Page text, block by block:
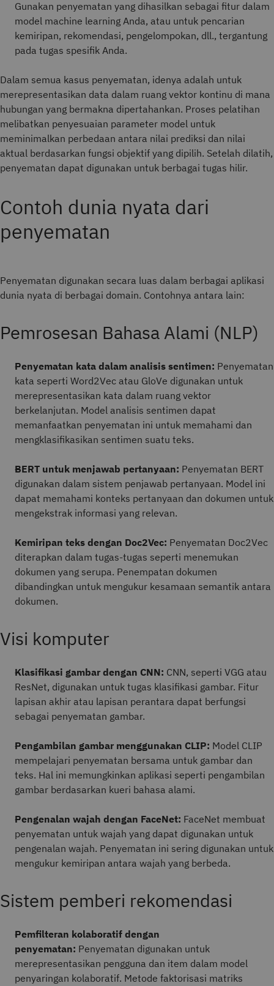
Gunakan penyematan yang dihasilkan sebagai fitur dalam
model machine learning Anda, atau untuk pencarian
kemiripan, rekomendasi, pengelompokan, dll., tergantung
pada tugas spesifik Anda.
Dalam semua kasus penyematan, idenya adalah untuk
merepresentasikan data dalam ruang vektor kontinu di mana
hubungan yang bermakna dipertahankan. Proses pelatihan
melibatkan penyesuaian parameter model untuk
meminimalkan perbedaan antara nilai prediksi dan nilai
aktual berdasarkan fungsi objektif yang dipilih. Setelah dilatih,
penyematan dapat digunakan untuk berbagai tugas hilir.
Contoh dunia nyata dari
penyematan
Penyematan digunakan secara luas dalam berbagai aplikasi
dunia nyata di berbagai domain. Contohnya antara lain:
Pemrosesan Bahasa Alami (NLP)
Penyematan kata dalam analisis sentimen: Penyematan
kata seperti Word2Vec atau GloVe digunakan untuk
merepresentasikan kata dalam ruang vektor
berkelanjutan. Model analisis sentimen dapat
memanfaatkan penyematan ini untuk memahami dan
mengklasifikasikan sentimen suatu teks.
BERT untuk menjawab pertanyaan: Penyematan BERT
digunakan dalam sistem penjawab pertanyaan. Model ini
dapat memahami konteks pertanyaan dan dokumen untuk
mengekstrak informasi yang relevan.
Kemiripan teks dengan Doc2Vec: Penyematan Doc2Vec
diterapkan dalam tugas-tugas seperti menemukan
dokumen yang serupa. Penempatan dokumen
dibandingkan untuk mengukur kesamaan semantik antara
dokumen.
Visi komputer
Klasifikasi gambar dengan CNN: CNN, seperti VGG atau
ResNet, digunakan untuk tugas klasifikasi gambar. Fitur
lapisan akhir atau lapisan perantara dapat berfungsi
sebagai penyematan gambar.
Pengambilan gambar menggunakan CLIP: Model CLIP
mempelajari penyematan bersama untuk gambar dan
teks. Hal ini memungkinkan aplikasi seperti pengambilan
gambar berdasarkan kueri bahasa alami.
Pengenalan wajah dengan FaceNet: FaceNet membuat
penyematan untuk wajah yang dapat digunakan untuk
pengenalan wajah. Penyematan ini sering digunakan untuk
mengukur kemiripan antara wajah yang berbeda.
Sistem pemberi rekomendasi
Pemfilteran kolaboratif dengan
penyematan: Penyematan digunakan untuk
merepresentasikan pengguna dan item dalam model
penyaringan kolaboratif. Metode faktorisasi matriks